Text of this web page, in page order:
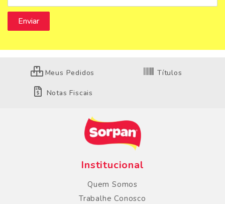
Meus Pedidos Títulos
Notas Fiscais
Institucional
Quem Somos
Trabalhe Conosco